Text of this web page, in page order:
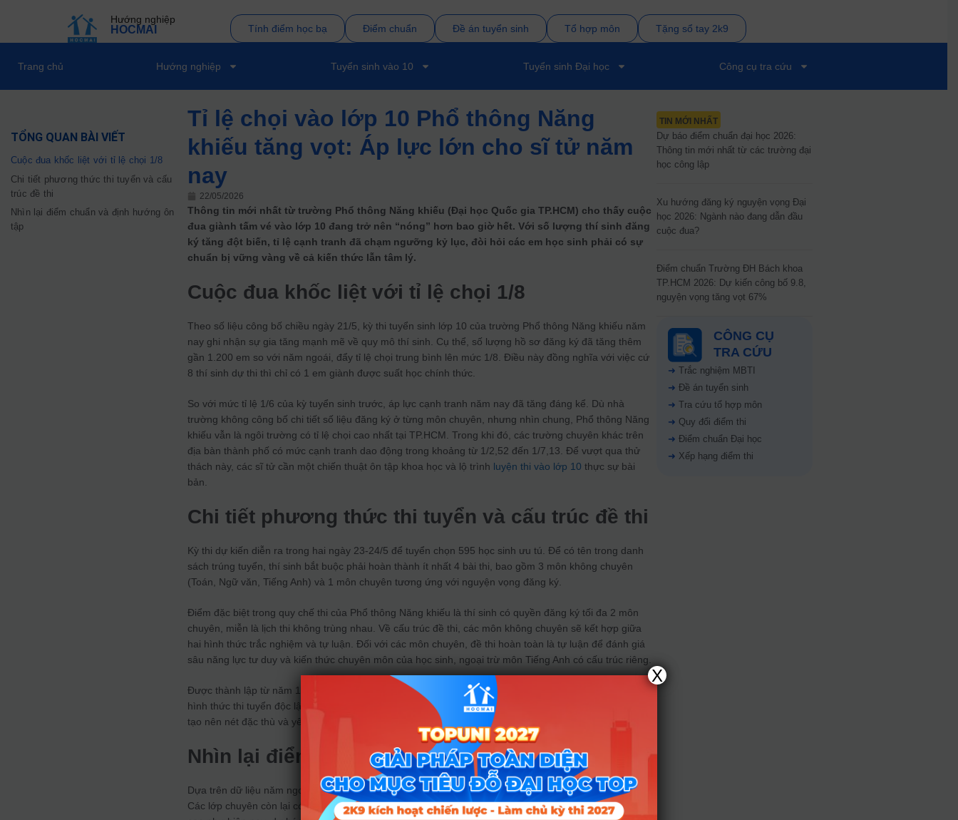
Hướng nghiệp
HOCMAI Tính điểm học bạ Điểm chuẩn Đề án tuyển sinh Tổ hợp môn Tặng sổ tay 2k9
Trang chủ Hướng nghiệp Tuyển sinh vào 10 Tuyển sinh Đại học Công cụ tra cứu
TỔNG QUAN BÀI VIẾT
Cuộc đua khốc liệt với tỉ lệ chọi 1/8
Chi tiết phương thức thi tuyển và cấu
trúc đề thi
Nhìn lại điểm chuẩn và định hướng ôn
tập
Tỉ lệ chọi vào lớp 10 Phổ thông Năng
khiếu tăng vọt: Áp lực lớn cho sĩ tử năm
nay
22/05/2026
Thông tin mới nhất từ trường Phổ thông Năng khiếu (Đại học Quốc gia TP.HCM) cho thấy cuộc
đua giành tấm vé vào lớp 10 đang trở nên “nóng” hơn bao giờ hết. Với số lượng thí sinh đăng
ký tăng đột biến, tỉ lệ cạnh tranh đã chạm ngưỡng kỷ lục, đòi hỏi các em học sinh phải có sự
chuẩn bị vững vàng về cả kiến thức lẫn tâm lý.
Cuộc đua khốc liệt với tỉ lệ chọi 1/8
Theo số liệu công bố chiều ngày 21/5, kỳ thi tuyển sinh lớp 10 của trường Phổ thông Năng khiếu năm
nay ghi nhận sự gia tăng mạnh mẽ về quy mô thí sinh. Cụ thể, số lượng hồ sơ đăng ký đã tăng thêm
gần 1.200 em so với năm ngoái, đẩy tỉ lệ chọi trung bình lên mức 1/8. Điều này đồng nghĩa với việc cứ
8 thí sinh dự thi thì chỉ có 1 em giành được suất học chính thức.
So với mức tỉ lệ 1/6 của kỳ tuyển sinh trước, áp lực cạnh tranh năm nay đã tăng đáng kể. Dù nhà
trường không công bố chi tiết số liệu đăng ký ở từng môn chuyên, nhưng nhìn chung, Phổ thông Năng
khiếu vẫn là ngôi trường có tỉ lệ chọi cao nhất tại TP.HCM. Trong khi đó, các trường chuyên khác trên
địa bàn thành phố có mức cạnh tranh dao động trong khoảng từ 1/2,52 đến 1/7,13. Để vượt qua thử
thách này, các sĩ tử cần một chiến thuật ôn tập khoa học và lộ trình luyện thi vào lớp 10 thực sự bài
bản.
Chi tiết phương thức thi tuyển và cấu trúc đề thi
Kỳ thi dự kiến diễn ra trong hai ngày 23-24/5 để tuyển chọn 595 học sinh ưu tú. Để có tên trong danh
sách trúng tuyển, thí sinh bắt buộc phải hoàn thành ít nhất 4 bài thi, bao gồm 3 môn không chuyên
(Toán, Ngữ văn, Tiếng Anh) và 1 môn chuyên tương ứng với nguyện vọng đăng ký.
Điểm đặc biệt trong quy chế thi của Phổ thông Năng khiếu là thí sinh có quyền đăng ký tối đa 2 môn
chuyên, miễn là lịch thi không trùng nhau. Về cấu trúc đề thi, các môn không chuyên sẽ kết hợp giữa
hai hình thức trắc nghiệm và tự luận. Đối với các môn chuyên, đề thi hoàn toàn là tự luận để đánh giá
sâu năng lực tư duy và kiến thức chuyên môn của học sinh, ngoại trừ môn Tiếng Anh có cấu trúc riêng.
Được thành lập từ năm 1996, Phổ thông Năng khiếu hiện là ngôi trường duy nhất tại TP.HCM duy trì
hình thức thi tuyển độc lập, không phụ thuộc vào kỳ thi chung của Sở Giáo dục và Đào tạo. Điều này
tạo nên nét đặc thù và yêu cầu tính phân hóa rất cao trong đề thi.
Nhìn lại điểm chuẩn và định hướng ôn tập
Dựa trên dữ liệu năm ngoái, lớp chuyên Toán vẫn giữ vị thế “đầu bảng” với điểm chuẩn lên tới 33,75.
Các lớp chuyên còn lại có điểm chuẩn dao động trong khoảng từ 24,4 đến 33 điểm. Với tỉ lệ chọi tăng
TIN MỚI NHẤT
Dự báo điểm chuẩn đại học 2026:
Thông tin mới nhất từ các trường đại
học công lập
Xu hướng đăng ký nguyện vọng Đại
học 2026: Ngành nào đang dẫn đầu
cuộc đua?
Điểm chuẩn Trường ĐH Bách khoa
TP.HCM 2026: Dự kiến công bố 9.8,
nguyện vọng tăng vọt 67%
CÔNG CỤ
TRA CỨU
➜ Trắc nghiệm MBTI
➜ Đề án tuyển sinh
➜ Tra cứu tổ hợp môn
➜ Quy đổi điểm thi
➜ Điểm chuẩn Đại học
➜ Xếp hạng điểm thi
X